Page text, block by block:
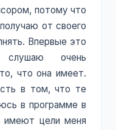
потому что
от своего
Впервые это
очень
что она имеет.
в том, что те
в программе в
имеют цели меня